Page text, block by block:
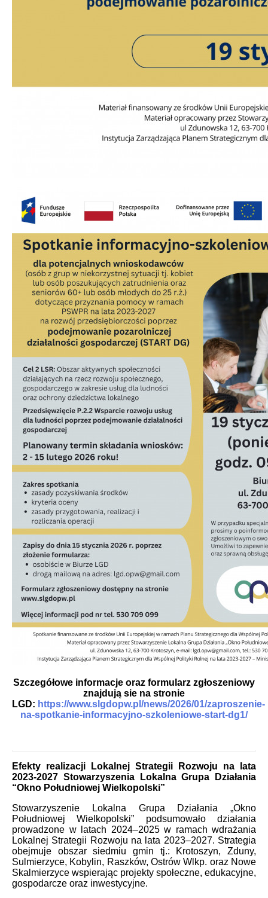
Szczegółowe informacje oraz formularz zgłoszeniowy
znajdują sie na stronie
LGD: https://www.slgdopw.pl/news/2026/01/zaproszenie-
na-spotkanie-informacyjno-szkoleniowe-start-dg1/
Efekty realizacji Lokalnej Strategii Rozwoju na lata
2023-2027 Stowarzyszenia Lokalna Grupa Działania
“Okno Południowej Wielkopolski”
Stowarzyszenie Lokalna Grupa Działania „Okno
Południowej Wielkopolski” podsumowało działania
prowadzone w latach 2024–2025 w ramach wdrażania
Lokalnej Strategii Rozwoju na lata 2023–2027. Strategia
obejmuje obszar siedmiu gmin tj.: Krotoszyn, Zduny,
Sulmierzyce, Kobylin, Raszków, Ostrów Wlkp. oraz Nowe
Skalmierzyce wspierając projekty społeczne, edukacyjne,
gospodarcze oraz inwestycyjne.